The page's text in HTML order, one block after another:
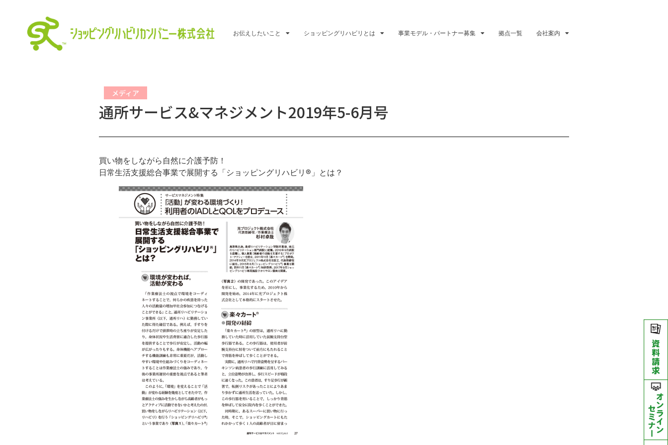
お伝えしたいこと ショッピングリハビリとは 事業モデル・パートナー募集 拠点一覧 会社案内
メディア
通所サービス&マネジメント2019年5-6月号
買い物をしながら自然に介護予防！
日常生活支援総合事業で展開する「ショッピングリハビリ®」とは？